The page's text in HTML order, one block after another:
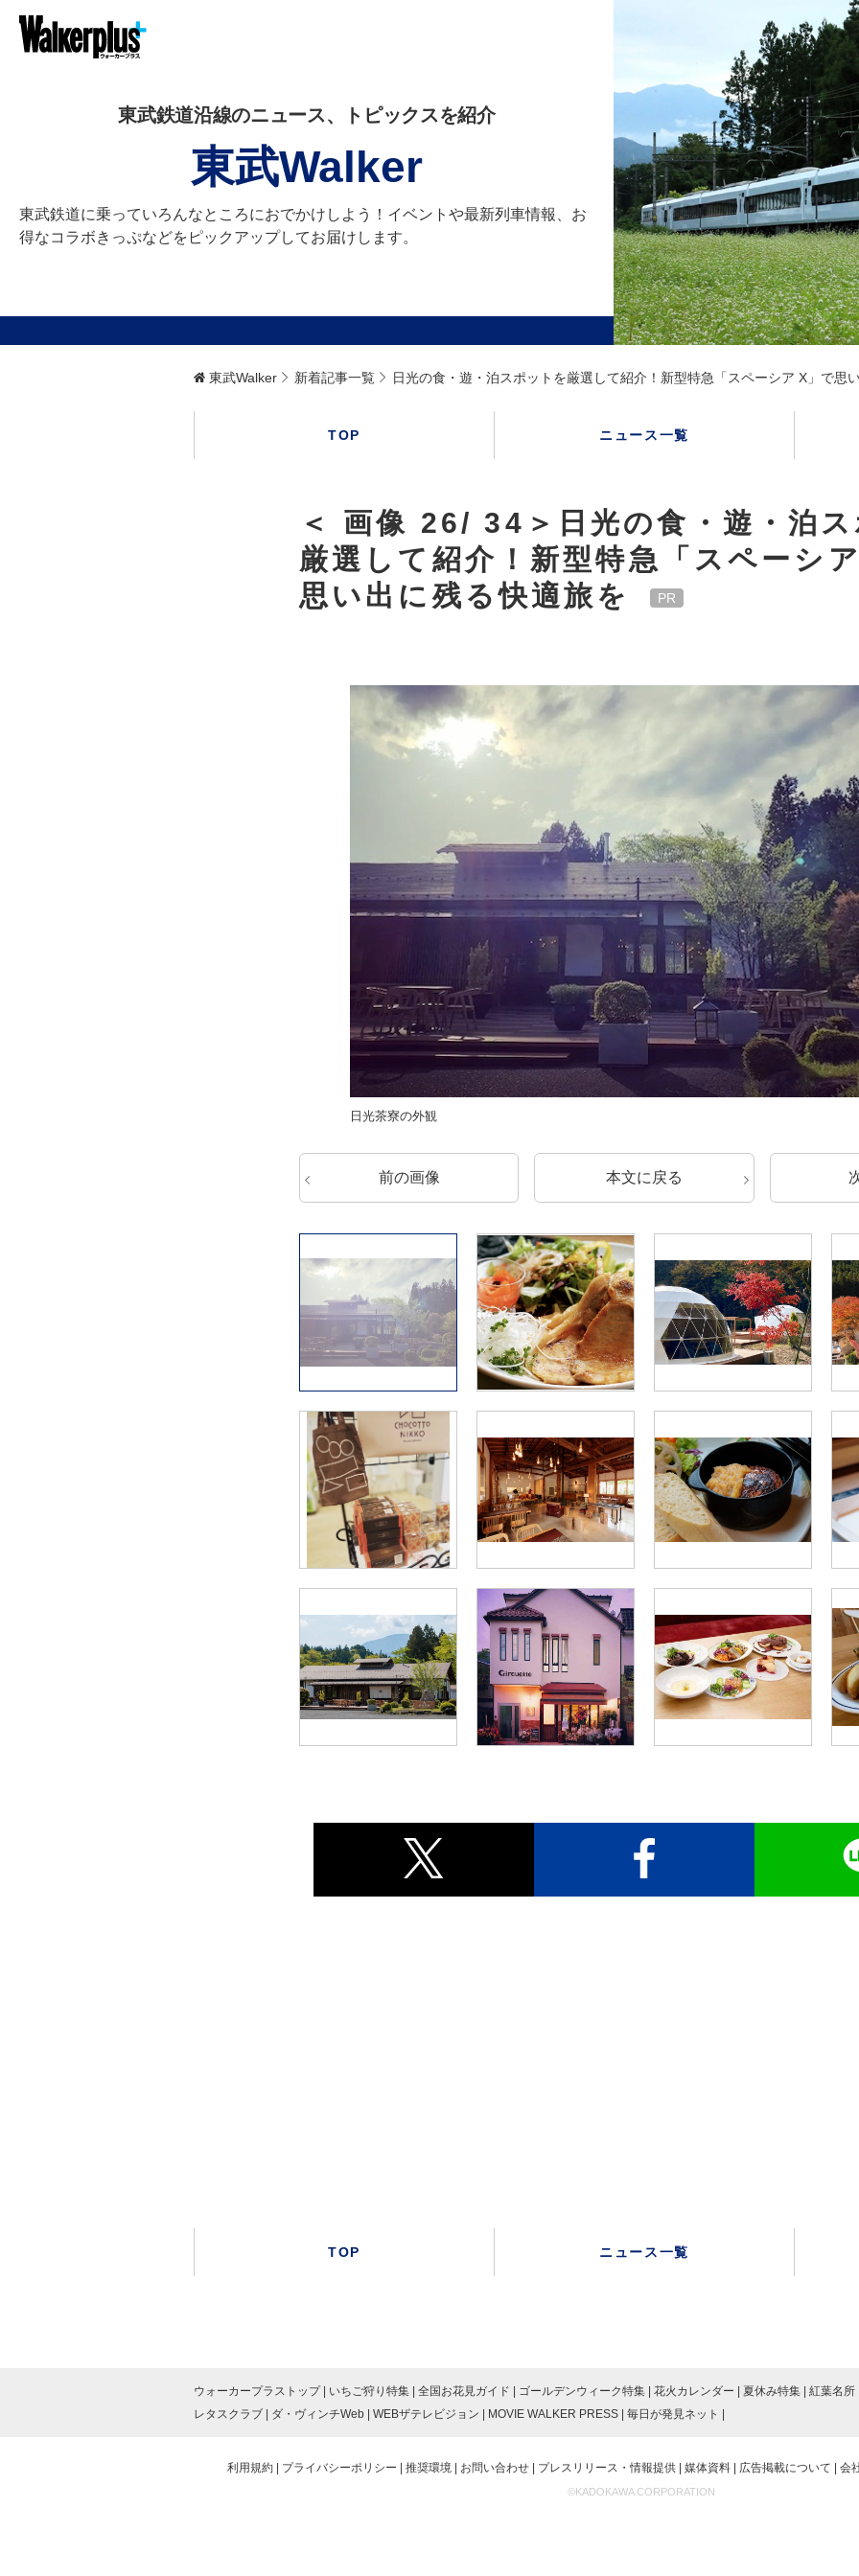
東武鉄道沿線のニュース、トピックスを紹介
東武Walker
東武鉄道に乗っていろんなところにおでかけしよう！イベントや最新列車情報、お
得なコラボきっぷなどをピックアップしてお届けします。
東武Walker 新着記事一覧 日光の食・遊・泊スポットを厳選して紹介！新型特急「スペーシア X」で思
TOP ニュース一覧
＜ 画像 26/ 34＞日光の食・遊・泊
厳選して紹介！新型特急「スペーシ
思い出に残る快適旅を
日光茶寮の外観
前の画像 本文に戻る
TOP ニュース一覧
ウォーカープラストップ いちご狩り特集 全国お花見ガイド ゴールデンウィーク特集 花火カレンダー 夏休み特集
紅葉名所
レタスクラブ
ダ・ヴィンチWeb WEBザテレビジョン MOVIE WALKER PRESS 毎日が発見ネット
利用規約 プライバシーポリシー 推奨環境 お問い合わせ プレスリリース・情報提供 媒体資料 広告掲載について 会
©KADOKAWA CORPORATION